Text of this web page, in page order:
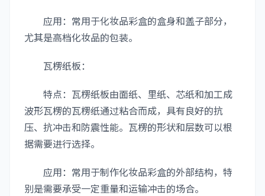
应用：常用于化妆品彩盒的盒身和盖子部分，
尤其是高档化妆品的包装。
瓦楞纸板：
特点：瓦楞纸板由面纸、里纸、芯纸和加工成
波形瓦楞的瓦楞纸通过粘合而成，具有良好的抗
压、抗冲击和防震性能。瓦楞的形状和层数可以根
据需要进行选择。
应用：常用于制作化妆品彩盒的外部结构，特
别是需要承受一定重量和运输冲击的场合。